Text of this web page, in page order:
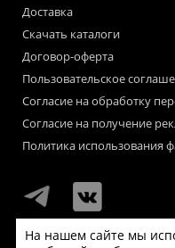
Доставка
Скачать каталоги
Договор-оферта
Пользовательское
Согласие на обработку
Согласие на получение
Политика использования
На нашем сайте мы